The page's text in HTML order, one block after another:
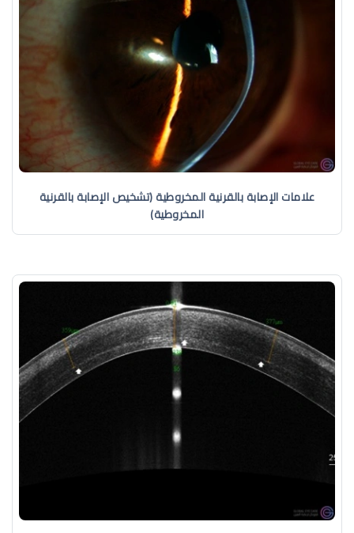
علامات الإصابة بالقرنية المخروطية (تشخيص الإصابة بالقرنية
المخروطية)